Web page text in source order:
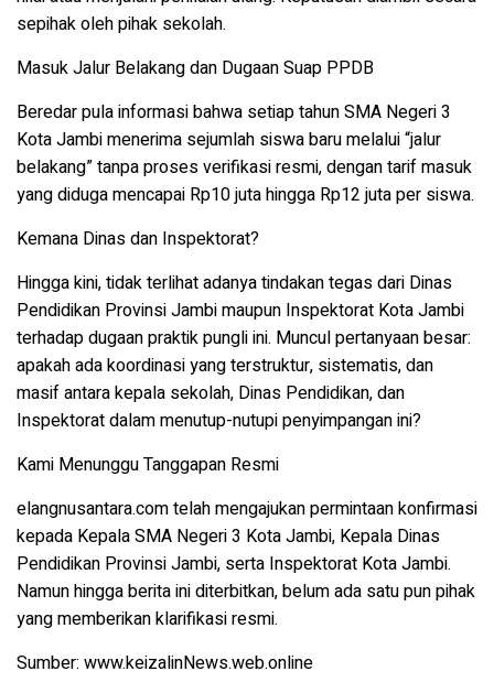
sepihak oleh pihak sekolah.
Masuk Jalur Belakang dan Dugaan Suap PPDB
Beredar pula informasi bahwa setiap tahun SMA Negeri 3
Kota Jambi menerima sejumlah siswa baru melalui “jalur
belakang” tanpa proses verifikasi resmi, dengan tarif masuk
yang diduga mencapai Rp10 juta hingga Rp12 juta per siswa.
Kemana Dinas dan Inspektorat?
Hingga kini, tidak terlihat adanya tindakan tegas dari Dinas
Pendidikan Provinsi Jambi maupun Inspektorat Kota Jambi
terhadap dugaan praktik pungli ini. Muncul pertanyaan besar:
apakah ada koordinasi yangterstruktur, sistematis, dan
masifantara kepala sekolah, Dinas Pendidikan, dan
Inspektorat dalam menutup-nutupi penyimpangan ini?
Kami Menunggu Tanggapan Resmi
elangnusantara.com telah mengajukan permintaan konfirmasi
kepada Kepala SMA Negeri 3 Kota Jambi, Kepala Dinas
Pendidikan Provinsi Jambi, serta Inspektorat Kota Jambi.
Namun hingga berita ini diterbitkan, belum ada satu pun pihak
yang memberikan klarifikasi resmi.
Sumber: www.keizalinNews.web.online